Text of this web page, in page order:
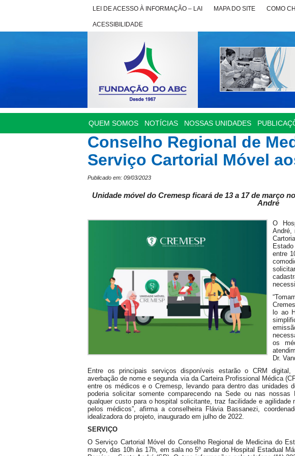
LEI DE ACESSO À INFORMAÇÃO – LAI MAPA DO SITE COMO
ACESSIBILIDADE
QUEM SOMOS NOTÍCIAS NOSSAS UNIDADES
Conselho Regional de
Serviço Cartorial Móvel
Publicado em: 09/03/2023
Unidade móvel do Cremesp ficará de 13 a 17 de março
André
O
André,
entre
lo ao
os
Dr.
Entre os principais serviços disponíveis estarão o CRM
averbação de nome e segunda via da Carteira Profissional Médica
entre os médicos e o Cremesp, levando para dentro das unidades
poderia solicitar somente comparecendo na Sede ou nas
qualquer custo para o hospital solicitante, traz facilidade e
pelos médicos”, afirma a conselheira Flávia Bassanezi,
idealizadora do projeto, inaugurado em julho de 2022.
SERVIÇO
O Serviço Cartorial Móvel do Conselho Regional de Medicina do
março, das 10h às 17h, em sala no 5º andar do Hospital Estadual